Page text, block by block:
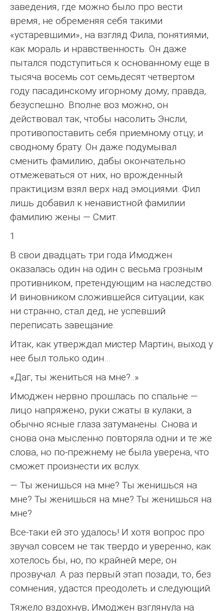
заведения, где можно было про вести
время, не обременяя себя такими
«устаревшими», на взгляд Фила, понятиями,
как мораль и нравственность. Он даже
пытался подступиться к основанному еще в
тысяча восемь сот семьдесят четвертом
году пасадинскому игорному дому, правда,
безуспешно. Вполне воз можно, он
действовал так, чтобы насолить Энсли,
противопоставить себя приемному отцу; и
сводному брату. Он даже подумывал
сменить фамилию, дабы окончательно
отмежеваться от них, но врожденный
практицизм взял верх над эмоциями. Фил
лишь добавил к ненавистной фамилии
фамилию жены — Смит.
1
В свои двадцать три года Имоджен
оказалась один на один с весьма грозным
противником, претендующим на наследство.
И виновником сложившейся ситуации, как
ни странно, стал дед, не успевший
переписать завещание.
Итак, как утверждал мистер Мартин, выход у
нее был только один…
«Даг, ты жениться на мне?..»
Имоджен нервно прошлась по спальне —
лицо напряжено, руки сжаты в кулаки, а
обычно ясные глаза затуманены. Снова и
снова она мысленно повторяла одни и те же
слова, но по-прежнему не была уверена, что
сможет произнести их вслух.
— Ты женишься на мне? Ты женишься на
мне? Ты женишься на мне? Ты женишься на
мне?
Все-таки ей это удалось! И хотя вопрос про
звучал совсем не так твердо и уверенно, как
хотелось бы, но, по крайней мере, он
прозвучал. А раз первый этап позади, то, без
сомнения, удастся преодолеть и следующий.
Тяжело вздохнув, Имоджен взглянула на